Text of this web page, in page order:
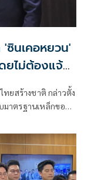
ซินเคอหยวน'
ยไม่ต้องแจ้ง
ยสร้างชาติ กล่าวตั้ง
มาตรฐานเหล็กของ
เปลี่ยนรัฐมนตรี
มการสอบสวนจะ
าตเปิดโรงงานกลับ
เป็นไปตามแนวทาง